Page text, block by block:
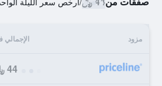
مزود الإجمالي
44 ﷼